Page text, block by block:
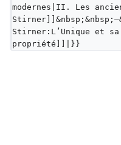
modernes|II. Les
Stirner:L’Unique et
propriété]]|}}